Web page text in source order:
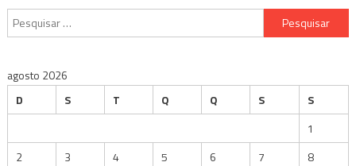
Pesquisar
por:
agosto 2026
D
S T Q Q S
S
1
2
3 4 5 6 7
8